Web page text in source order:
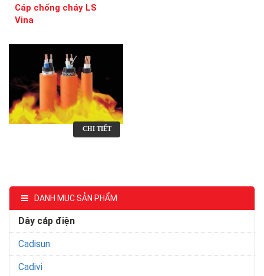
Cáp chống cháy LS
Vina
CHI TIẾT
DANH MỤC SẢN PHẨM
Dây cáp điện
Cadisun
Cadivi